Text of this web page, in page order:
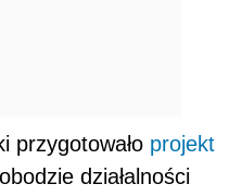
przygotowało projekt
działalności